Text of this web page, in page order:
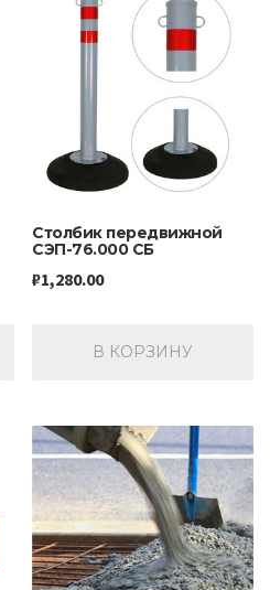
Столбик передвижной
СЭП-76.000 СБ
₽1,280.00
В КОРЗИНУ